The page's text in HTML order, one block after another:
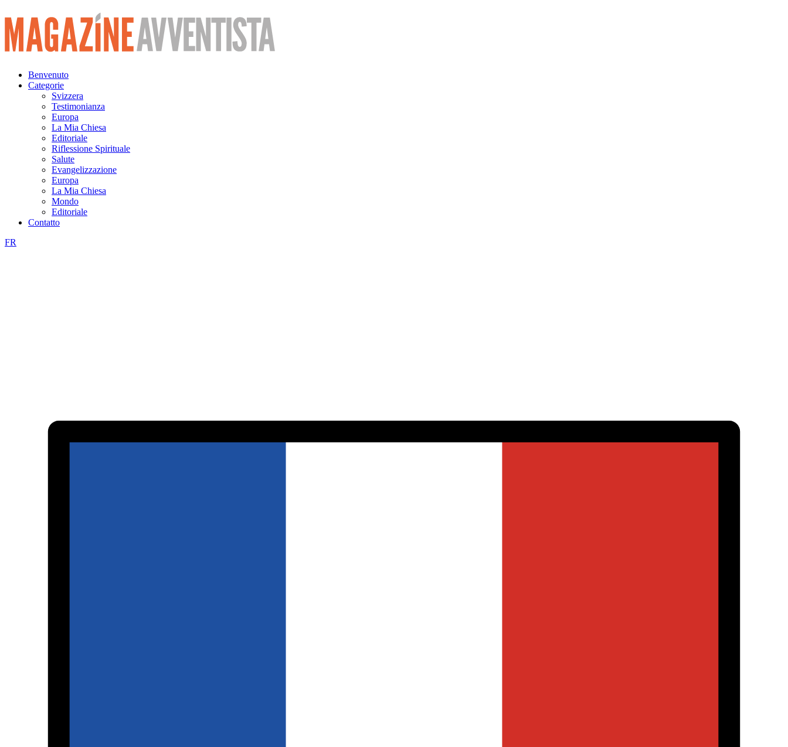
Vai
al
contenuto
Benvenuto
Categorie
Svizzera
Testimonianza
Europa
La Mia Chiesa
Editoriale
Riflessione Spirituale
Salute
Evangelizzazione
Europa
La Mia Chiesa
Mondo
Editoriale
Contatto
FR